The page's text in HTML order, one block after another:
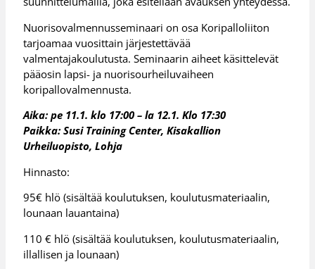
Nuorisovalmennusseminaari on osa Koripalloliiton
tarjoamaa vuosittain järjestettävää
valmentajakoulutusta. Seminaarin aiheet käsittelevät
pääosin lapsi- ja nuorisourheiluvaiheen
koripallovalmennusta.
Aika: pe 11.1. klo 17:00 – la 12.1. Klo 17:30
Paikka: Susi Training Center, Kisakallion
Urheiluopisto, Lohja
Hinnasto:
95€ hlö (sisältää koulutuksen, koulutusmateriaalin,
lounaan lauantaina)
110 € hlö (sisältää koulutuksen, koulutusmateriaalin,
illallisen ja lounaan)